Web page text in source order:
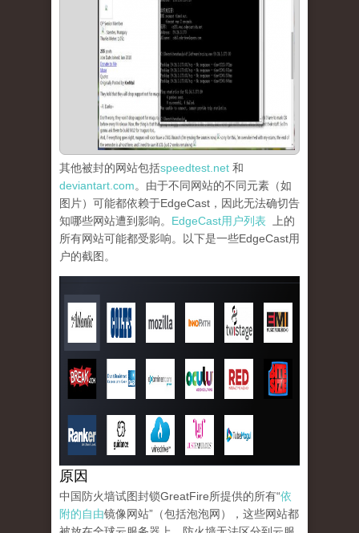
其他被封的网站包括speedtest.net 和
deviantart.com。由于不同网站的不同元素（如
图片）可能都依赖于EdgeCast，因此无法确切告
知哪些网站遭到影响。 EdgeCast用户列表
上的
所有网站可能都受影响。以下是一些EdgeCast用
户的截图。
原因
中国防火墙试图封锁GreatFire所提供的所有“依
附的自由镜像网站”（包括泡泡网），这些网站都